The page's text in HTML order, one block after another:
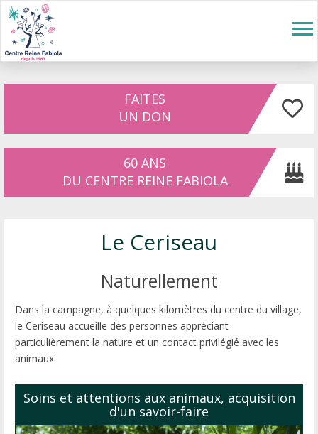
Aller au contenu principal
FAITES
UN DON
60 ANS
DU CENTRE REINE FABIOLA
Le Ceriseau
Naturellement
Dans la campagne, à quelques kilomètres du centre du village,
le Ceriseau accueille des personnes appréciant
particulièrement la nature et un contact privilégié avec les
animaux.
Soins et attentions aux animaux, acquisition
d'un savoir-faire